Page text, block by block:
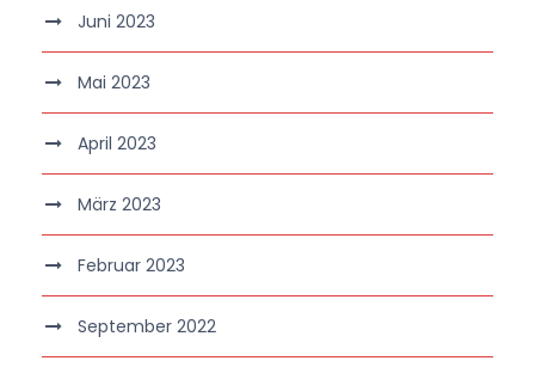
Juni 2023
Mai 2023
April 2023
März 2023
Februar 2023
September 2022